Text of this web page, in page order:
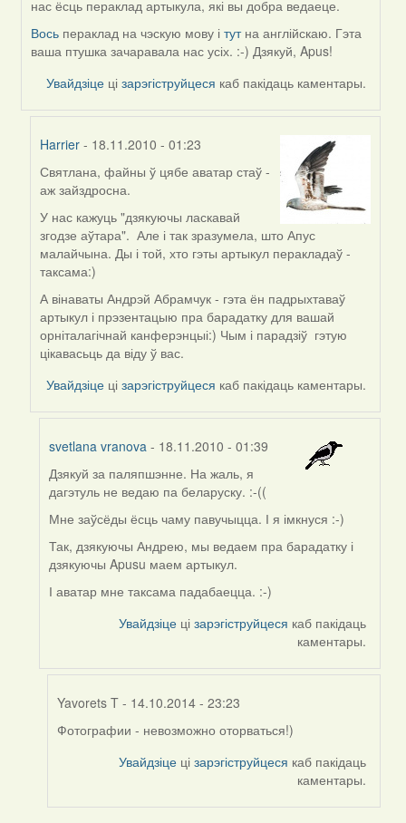
reply
to
by
нас ёсць пераклад артыкула, які вы добра ведаеце.
Вось пераклад на чэскую мову ітут на англійскаю. Гэта
ваша птушка зачаравала нас усіх. :-) Дзякуй, Apus!
Увайдзіце цізарэгіструйцеся каб пакідаць каментары.
Harrier - 18.11.2010 - 01:23
In
reply
to
by
svetlana
vranova
Святлана, файны ў цябе аватар стаў -
аж зайздросна.
У нас кажуць "дзякуючы ласкавай
згодзе аўтара". Але і так зразумела, што Апус
малайчына. Ды і той, хто гэты артыкул перакладаў -
таксама:)
А вінаваты Андрэй Абрамчук - гэта ён падрыхтаваў
артыкул і прэзентацыю пра барадатку для вашай
орніталагічнай канферэнцыі:) Чым і парадзіў гэтую
цікавасьць да віду ў вас.
Увайдзіце цізарэгіструйцеся каб пакідаць каментары.
svetlana vranova - 18.11.2010 - 01:39
In
reply
to
Harrier
Дзякуй за паляпшэнне. На жаль, я
дагэтуль не ведаю па беларуску. :-((
Мне заўсёды ёсць чаму павучыцца. І я імкнуся :-)
Так, дзякуючы Андрею, мы ведаем пра барадатку і
дзякуючы Apusu маем артыкул.
І аватар мне таксама падабаецца. :-)
Увайдзіце цізарэгіструйцеся каб пакідаць
каментары.
Yavorets T - 14.10.2014 - 23:23
In
svetlana
Фотографии - невозможно оторваться!)
Увайдзіце цізарэгіструйцеся каб пакідаць
каментары.